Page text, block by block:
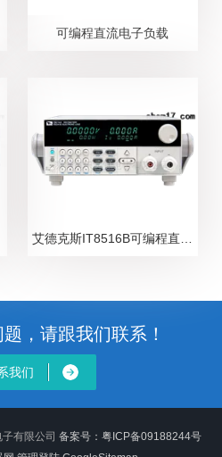
可编程直流电子负载
，请跟我们联系！
我们
有限公司 备案号：粤ICP备09188244号